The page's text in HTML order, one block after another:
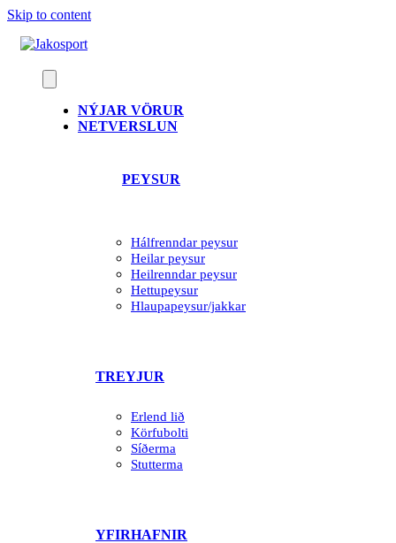
Skip to content
NÝJAR VÖRUR
NETVERSLUN
PEYSUR
Hálfrenndar peysur
Heilar peysur
Heilrenndar peysur
Hettupeysur
Hlaupapeysur/jakkar
TREYJUR
Erlend lið
Körfubolti
Síðerma
Stutterma
YFIRHAFNIR